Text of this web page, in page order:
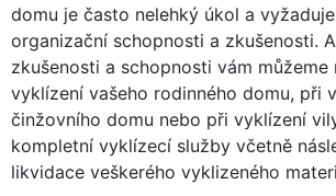
domu je často nelehký úkol a
organizační schopnosti a zkušenosti.
zkušenosti a schopnosti vám můžeme
vyklízení vašeho rodinného domu, při
činžovního domu nebo při vyklízení
kompletní vyklízecí služby včetně
likvidace veškerého vyklizeného